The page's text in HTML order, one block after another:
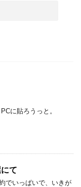
に貼ろうっと。
て
でいっぱいで、いきが